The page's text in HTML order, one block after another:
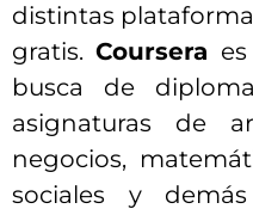
distintas
gratis.Coursera
busca de
asignaturas de
negocios,
sociales y